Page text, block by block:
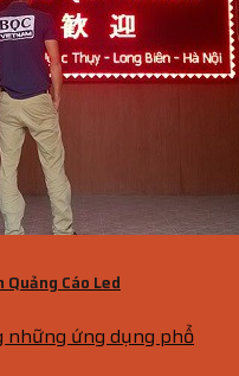
Quảng Cáo Led
những ứng dụng phổ